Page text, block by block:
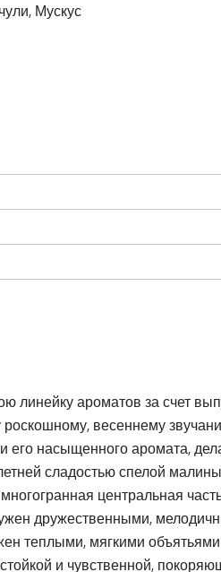
Мускус
линейку ароматов за счет
роскошному, весеннему
его насыщенного аромата,
сладостью спелой
центральная
дружественными,
теплыми, мягкими
и чувственной,